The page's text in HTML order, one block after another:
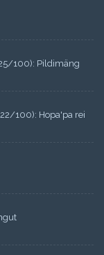
100): Pildimäng
100): Hopa'pa rei